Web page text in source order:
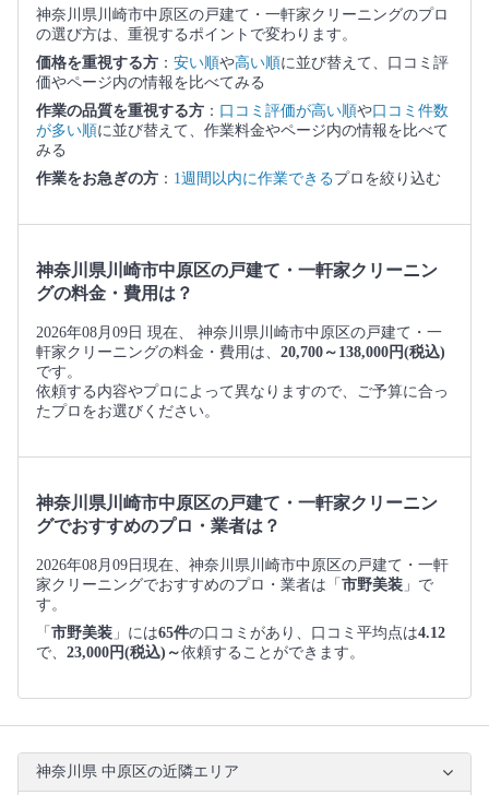
神奈川県川崎市中原区の戸建て・一軒家クリーニングのプロ
の選び方は、重視するポイントで変わります。
価格を重視する方 ： 安い順や高い順に並び替えて、口コミ評
価やページ内の情報を比べてみる
作業の品質を重視する方 ： 口コミ評価が高い順や口コミ件数
が多い順に並び替えて、作業料金やページ内の情報を比べて
みる
作業をお急ぎの方 ： 1週間以内に作業できるプロを絞り込む
神奈川県川崎市中原区の戸建て・一軒家クリーニン
グの料金・費用は？
2026年08月09日 現在、 神奈川県川崎市中原区の戸建て・一
軒家クリーニングの料金・費用は、 20,700～138,000円(税込)
です。
依頼する内容やプロによって異なりますので、ご予算に合っ
たプロをお選びください。
神奈川県川崎市中原区の戸建て・一軒家クリーニン
グでおすすめのプロ・業者は？
2026年08月09日現在、神奈川県川崎市中原区の戸建て・一軒
家クリーニングでおすすめのプロ・業者は「 市野美装 」で
す。
「 市野美装 」には65件の口コミがあり、口コミ平均点は4.12
で、 23,000円(税込)～依頼することができます。
神奈川県 中原区の近隣エリア